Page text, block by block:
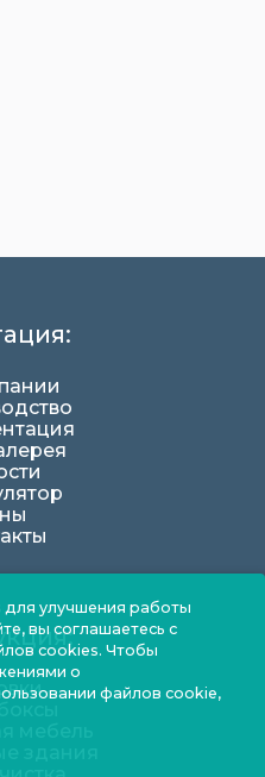
улучшения работы
вы соглашаетесь с
cookies. Чтобы
о
файлов cookie,